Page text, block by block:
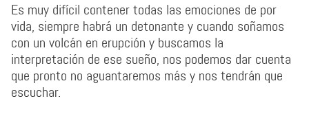
Es muy difícil contener todas las emociones de por
vida, siempre habrá un detonante y cuando soñamos
con un volcán en erupción y buscamos la
interpretación de ese sueño, nos podemos dar cuenta
que pronto no aguantaremos más y nos tendrán que
escuchar.